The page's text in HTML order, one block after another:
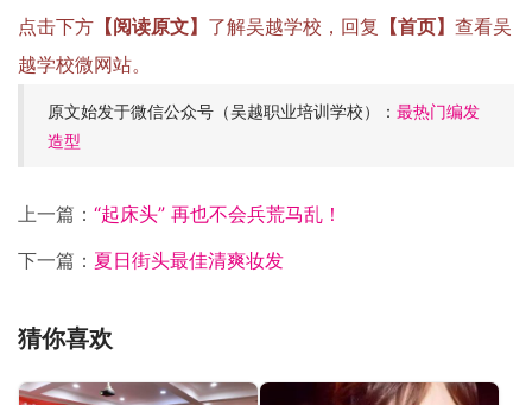
点击下方 【阅读原文】 了解吴越学校，回复 【首页】 查看吴
越学校微网站。
原文始发于微信公众号（吴越职业培训学校）： 最热门编发
造型
上一篇： “起床头” 再也不会兵荒马乱！
下一篇： 夏日街头最佳清爽妆发
猜你喜欢